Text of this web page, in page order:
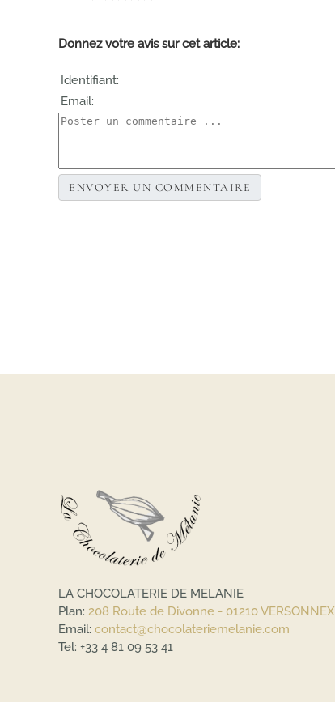
Donnez votre avis sur cet article:
Identifiant:
Email:
LA CHOCOLATERIE DE MELANIE
Plan: 208 Route de Divonne - 01210 VERSONNEX
Email: contact@chocolateriemelanie.com
Tel: +33 4 81 09 53 41